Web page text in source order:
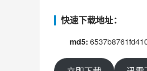
快速下载地址：
md5: